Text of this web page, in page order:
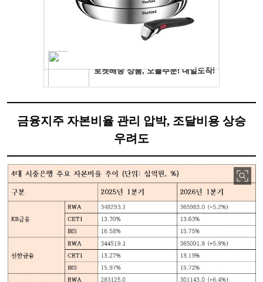
금융지주 자본비율 관리 압박, 조달비용 상승
우려도